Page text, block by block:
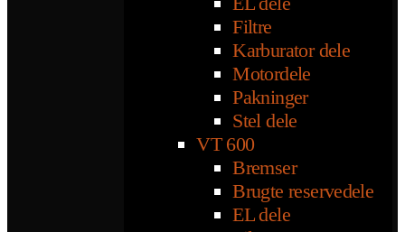
Filtre
Karburator dele
Motordele
Pakninger
Stel dele
VT 600
Bremser
Brugte reservedele
EL dele